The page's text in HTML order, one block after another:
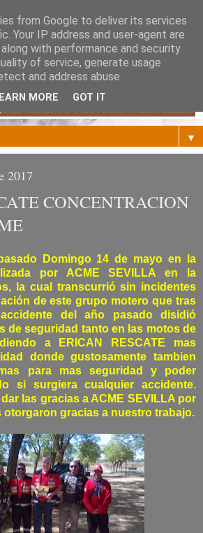
▼
2017
CONCENTRACION
Domingo 14 de mayo en la
por ACME SEVILLA en la
la cual transcurrió sin incidentes
de este grupo motero que tras
del año pasado disidió
de seguridad tanto en las motos de
a ERICAN RESCATE mas
donde gustosamente tambien
para mas seguridad y poder
si surgiera cualquier accidente.
las gracias a ACME SEVILLA por
otorgaron gracias a nuestro trabajo.
from Google to deliver its services
Your IP address and user-agent are
with performance and security
of service, generate usage
and address abuse.
MORE GOT IT